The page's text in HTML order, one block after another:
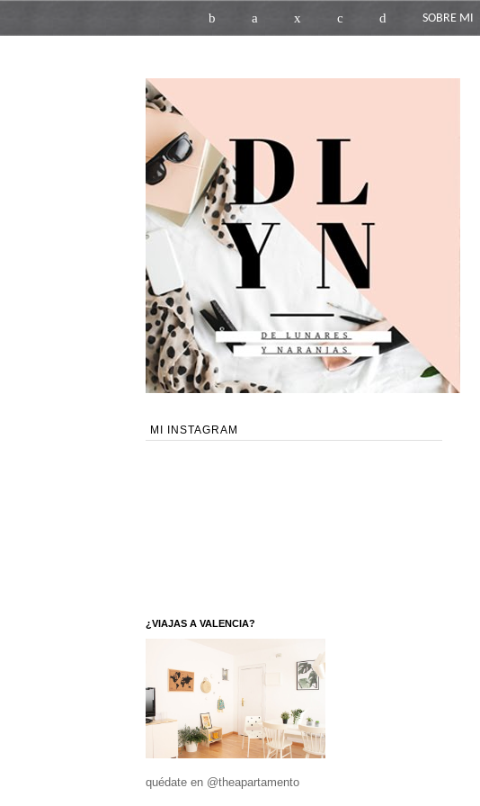
b a x c d SOBRE MI
MI INSTAGRAM
¿VIAJAS A VALENCIA?
quédate en @theapartamento